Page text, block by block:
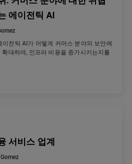
에이전틱 AI
전틱 AI가 어떻게 커머스 분야의 보안에
대하며, 인프라 비용을 증가시키는지를
서비스 업계